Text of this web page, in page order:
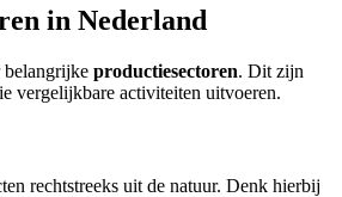
in Nederland
productiesectoren. Dit zijn
vergelijkbare activiteiten uitvoeren.
rechtstreeks uit de natuur. Denk hierbij